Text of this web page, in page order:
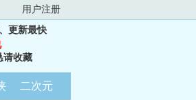
用户注册
更新最快
请收藏
二次元